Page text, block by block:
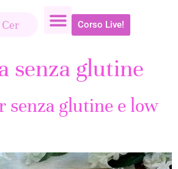
Corso Live!
senza glutine
senza glutine e low